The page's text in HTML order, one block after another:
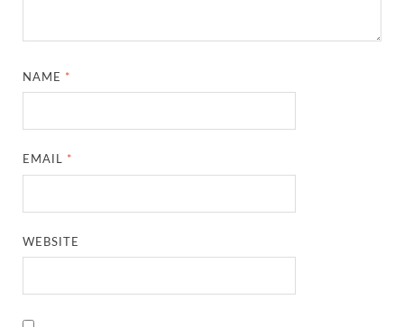
NAME *
EMAIL *
WEBSITE